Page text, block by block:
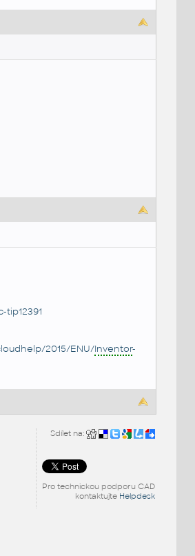
2015/ENU/Inventor-
Sdílet na:
Pro technickou podporu CAD
kontaktujte Helpdesk